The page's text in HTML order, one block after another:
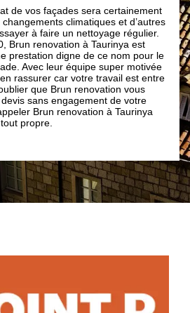
de vos façades sera certainement
climatiques et d’autres
à faire un nettoyage régulier.
Brun renovation à Taurinya est
prestation digne de ce nom pour le
Avec leur équipe super motivée
rassurer car votre travail est entre
que Brun renovation vous
sans engagement de votre
Brun renovation à Taurinya
propre.
en
;